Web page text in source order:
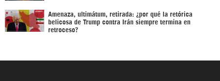
Amenaza, ultimátum, retirada: ¿por qué la retórica
belicosa de Trump contra Irán siempre termina en
retroceso?